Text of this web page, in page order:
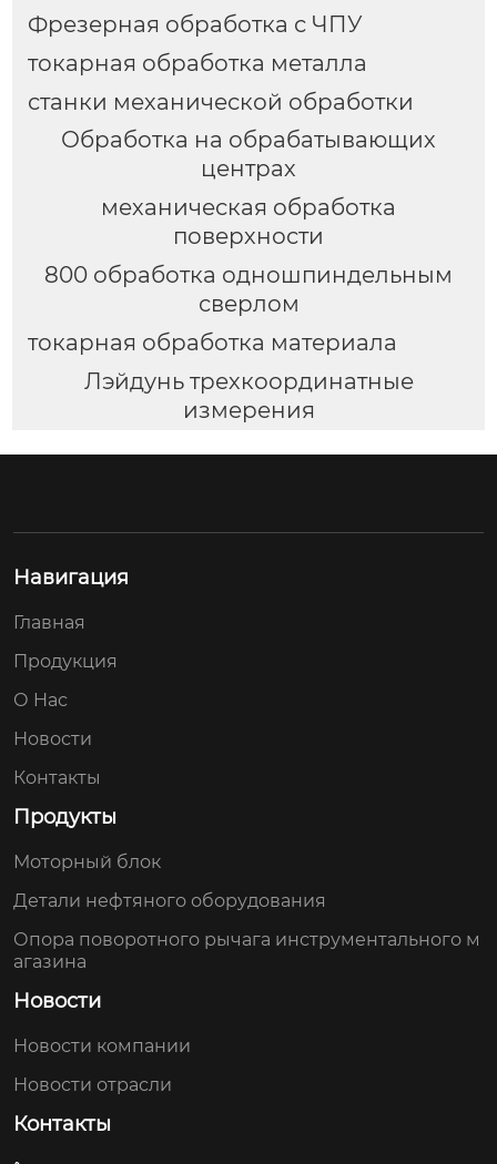
Фрезерная обработка с ЧПУ
токарная обработка металла
станки механической обработки
Обработка на обрабатывающих
центрах
механическая обработка
поверхности
800 обработка одношпиндельным
сверлом
токарная обработка материала
Лэйдунь трехкоординатные
измерения
Навигация
Главная
Продукция
О Hас
Новости
Контакты
Продукты
Моторный блок
Детали нефтяного оборудования
Опора поворотного рычага инструментального м
агазина
Новости
Новости компании
Новости отрасли
Контакты